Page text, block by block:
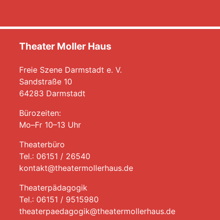
Theater Moller Haus
Freie Szene Darmstadt e. V.
Sandstraße 10
64283 Darmstadt
Bürozeiten:
Mo–Fr 10–13 Uhr
Theaterbüro
Tel.: 06151 / 26540
kontakt@theatermollerhaus.de
Theaterpädagogik
Tel.: 06151 / 9515980
theaterpaedagogik@theatermollerhaus.de